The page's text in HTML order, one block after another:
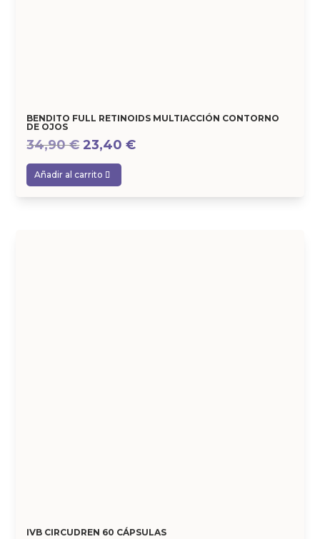
BENDITO FULL RETINOIDS MULTIACCIÓN CONTORNO
DE OJOS
34,90€ El
precio
original
era:
23,40€El
es:
Añadir al carrito
IVB CIRCUDREN 60 CÁPSULAS